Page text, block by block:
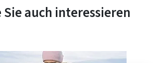
Sie auch interessieren